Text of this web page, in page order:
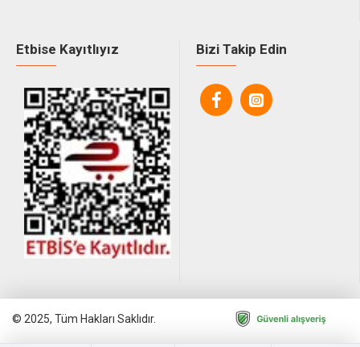
Etbise Kayıtlıyız Bizi Takip Edin
© 2025, Tüm Hakları Saklıdır.